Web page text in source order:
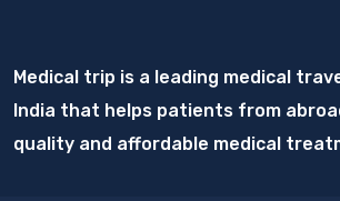
Medical trip is a leading medical
India that helps patients from
quality and affordable medical